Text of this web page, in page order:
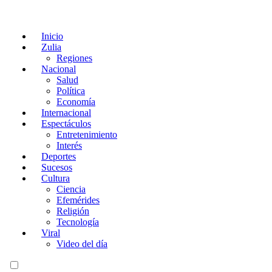
Inicio
Zulia
Regiones
Nacional
Salud
Política
Economía
Internacional
Espectáculos
Entretenimiento
Interés
Deportes
Sucesos
Cultura
Ciencia
Efemérides
Religión
Tecnología
Viral
Video del día